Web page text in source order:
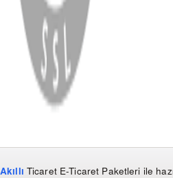
WhatsApp Facebook
Copyright
2026 Dükkan Hifi
Akıllı Ticaret E-Ticaret Paketleri ile